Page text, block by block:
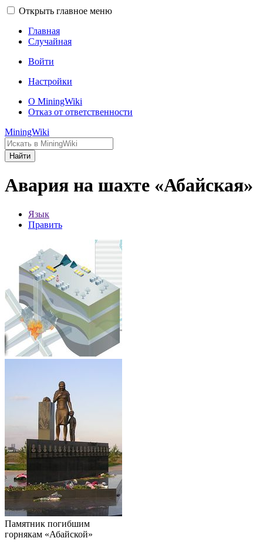
Открыть главное меню
Главная
Случайная
Войти
Настройки
О MiningWiki
Отказ от ответственности
MiningWiki
Найти
Авария на шахте «Абайская»
Язык
Править
Памятник погибшим
горнякам «Абайской»